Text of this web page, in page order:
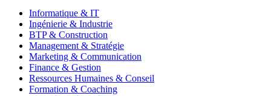
Informatique & IT
Ingénierie & Industrie
BTP & Construction
Management & Stratégie
Marketing & Communication
Finance & Gestion
Ressources Humaines & Conseil
Formation & Coaching